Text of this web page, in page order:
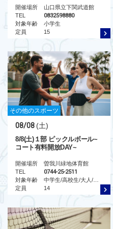
開催場所
山口県立下関武道館
TEL
0832598880
対象年齢
小学生
定員
15
その他のスポーツ
08/08 (土)
8/8(土)１部 ピックルボール~
コート有料開放DAY~
開催場所
曽我川緑地体育館
TEL
0744-25-2511
対象年齢
中学生/高校生/大人/シニア
定員
14